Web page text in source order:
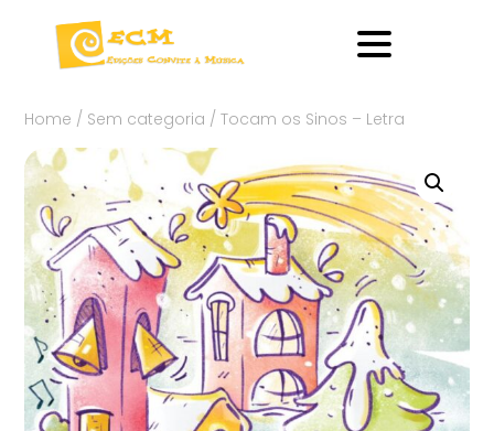
Home / Sem categoria / Tocam os Sinos – Letra